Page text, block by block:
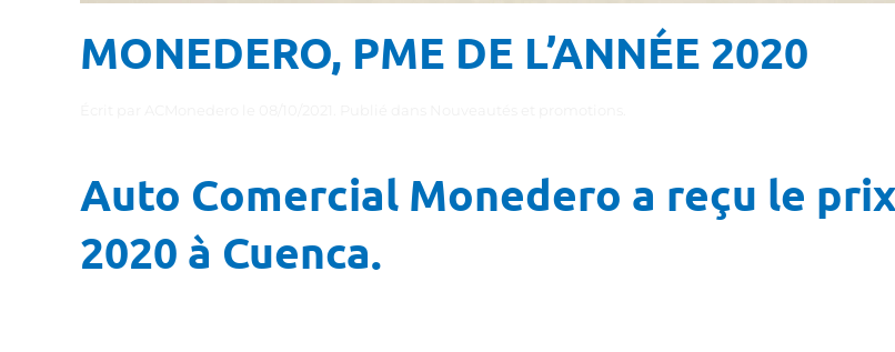
MONEDERO, PME DE L’ANNÉE 2020
Auto Comercial Monedero a reçu le prix
2020 à Cuenca.